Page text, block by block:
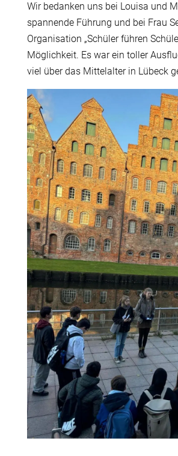
Wir bedanken uns bei Louisa und
spannende Führung und bei Frau
Organisation „Schüler führen
Möglichkeit. Es war ein toller
viel über das Mittelalter in Lübeck